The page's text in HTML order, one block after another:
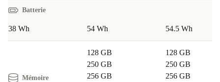
Batterie
38 Wh 54 Wh 54.5 Wh
Mémoire
128 GB
250 GB
256 GB
128 GB
250 GB
256 GB